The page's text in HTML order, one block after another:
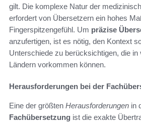
gilt. Die komplexe Natur der
erfordert von Übersetzern ein hohes
Fingerspitzengefühl. Um präzise
anzufertigen, ist es nötig, den Kontext
Unterschiede zu berücksichtigen, die in
Ländern vorkommen können.
Herausforderungen bei der
Eine der größten Herausforderungen in
Fachübersetzung ist die exakte